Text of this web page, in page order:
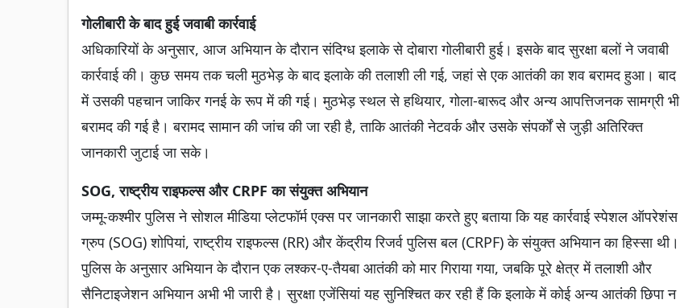
गोलीबारी के बाद हुई जवाबी कार्रवाई
अधिकारियों के अनुसार, आज अभियान के दौरान संदिग्ध इलाके से दोबारा गोलीबारी हुई। इसके बाद सुरक्षा बलों ने जवाबी
कार्रवाई की। कुछ समय तक चली मुठभेड़ के बाद इलाके की तलाशी ली गई, जहां से एक आतंकी का शव बरामद हुआ। बाद
में उसकी पहचान जाकिर गनई के रूप में की गई। मुठभेड़ स्थल से हथियार, गोला-बारूद और अन्य आपत्तिजनक सामग्री भी
बरामद की गई है। बरामद सामान की जांच की जा रही है, ताकि आतंकी नेटवर्क और उसके संपर्कों से जुड़ी अतिरिक्त
जानकारी जुटाई जा सके।
SOG, राष्ट्रीय राइफल्स और CRPF का संयुक्त अभियान
जम्मू-कश्मीर पुलिस ने सोशल मीडिया प्लेटफॉर्म एक्स पर जानकारी साझा करते हुए बताया कि यह कार्रवाई स्पेशल ऑपरेशंस
ग्रुप (SOG) शोपियां, राष्ट्रीय राइफल्स (RR) और केंद्रीय रिजर्व पुलिस बल (CRPF) के संयुक्त अभियान का हिस्सा थी।
पुलिस के अनुसार अभियान के दौरान एक लश्कर-ए-तैयबा आतंकी को मार गिराया गया, जबकि पूरे क्षेत्र में तलाशी और
सैनिटाइजेशन अभियान अभी भी जारी है। सुरक्षा एजेंसियां यह सुनिश्चित कर रही हैं कि इलाके में कोई अन्य आतंकी छिपा न